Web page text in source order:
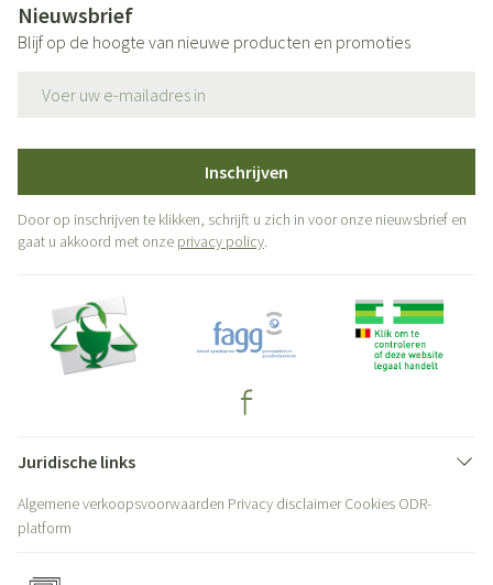
Nieuwsbrief
Blijf op de hoogte van nieuwe producten en promoties
Inschrijven
Door op inschrijven te klikken, schrijft u zich in voor onze nieuwsbrief en
gaat u akkoord met onze privacy policy.
Juridische links
Algemene verkoopsvoorwaarden Privacy disclaimer Cookies ODR-
platform